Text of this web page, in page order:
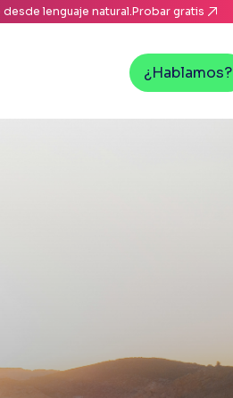
lenguaje natural.Probar gratis
¿Hablamos?